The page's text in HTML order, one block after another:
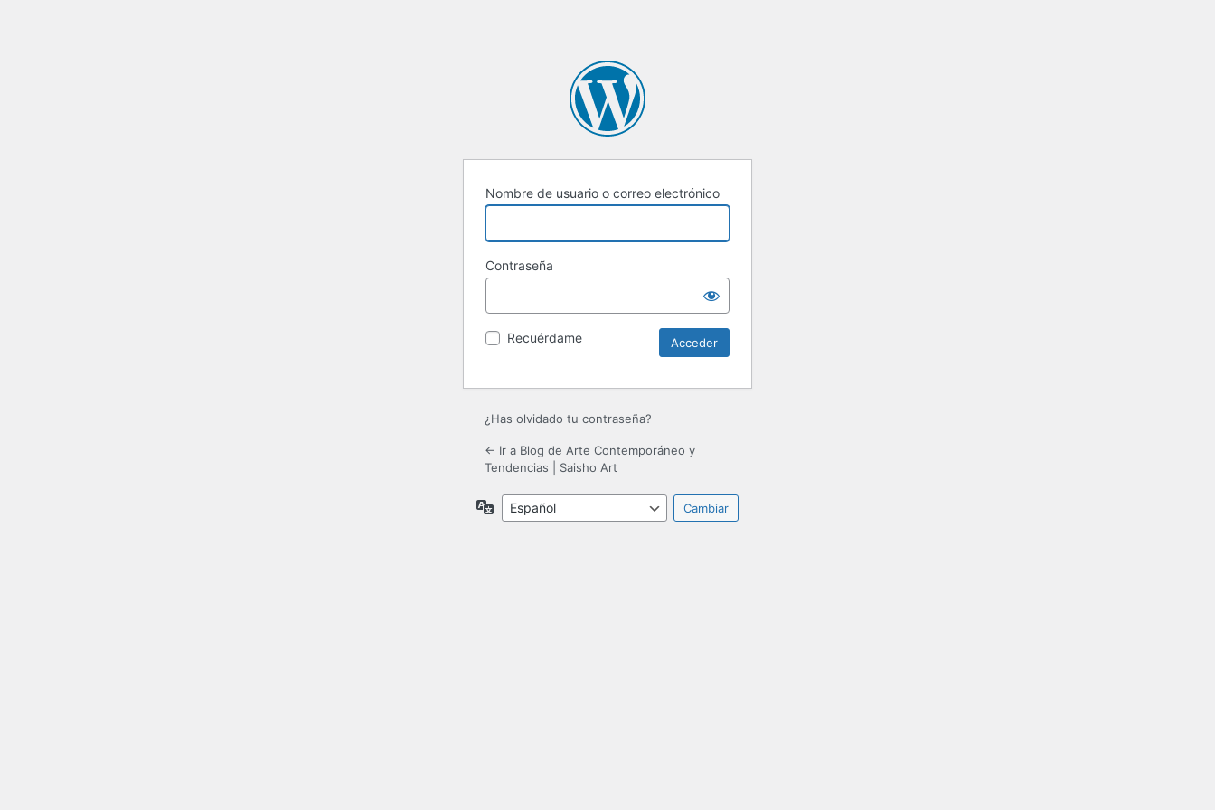
Nombre de usuario o correo electrónico
Contraseña
Recuérdame
¿Has olvidado tu contraseña?
← Ir a Blog de Arte Contemporáneo y
Tendencias | Saisho Art
Idioma